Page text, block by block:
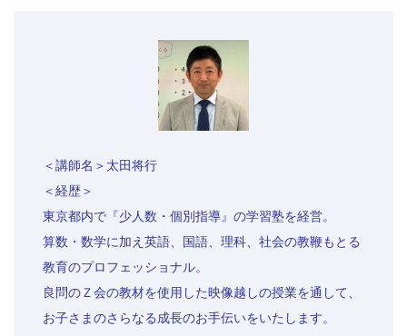
籍、
＜講師名＞太田将行
＜経歴＞
東京都内で『少人数・個別指導』の学習塾を経営。
算数・数学に加え英語、国語、理科、社会の教鞭もとる
教育のプロフェッショナル。
良問のＺ会の教材を使用した映像越しの授業を通して、
お子さまのさらなる成長のお手伝いをいたします。